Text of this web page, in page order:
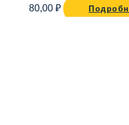
80,00 ₽